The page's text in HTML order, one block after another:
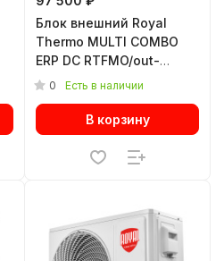
Блок внешний Royal
Thermo MULTI COMBO
ERP DC RTFMO/out-
21HN8 инверторной
0 Есть в наличии
В корзину